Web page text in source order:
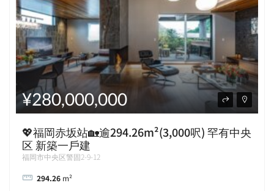
¥280,000,000
💖福岡赤坂站🏡逾294.26m²(3,000呎) 罕有中央
区 新築一戶建
福岡市中央区警固2-9-12
294.26 m²